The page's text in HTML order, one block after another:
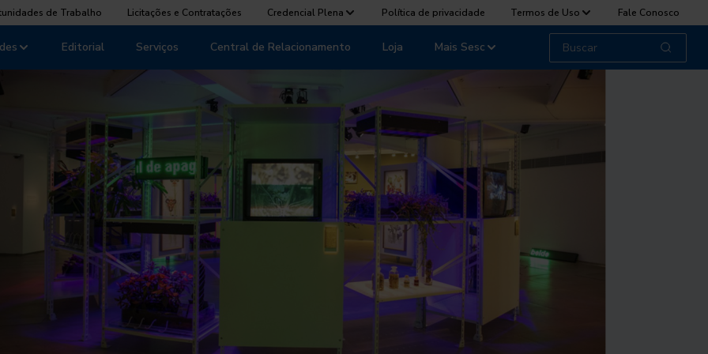
de Trabalho Licitações e Contratações Credencial Plena Política de privacidade Termos de Uso Fale Conosco
Editorial Serviços Central de Relacionamento Loja Mais Sesc